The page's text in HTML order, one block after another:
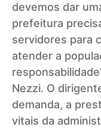
devemos dar
prefeitura
servidores para
atender a
Nezzi. O
demanda, a
vitais da